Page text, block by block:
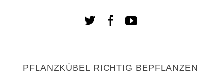
PFLANZKÜBEL RICHTIG BEPFLANZEN